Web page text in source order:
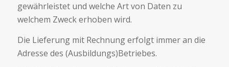
gewährleistet und welche Art von Daten zu
welchem Zweck erhoben wird.
Die Lieferung mit Rechnung erfolgt immer an die
Adresse des (Ausbildungs)Betriebes.